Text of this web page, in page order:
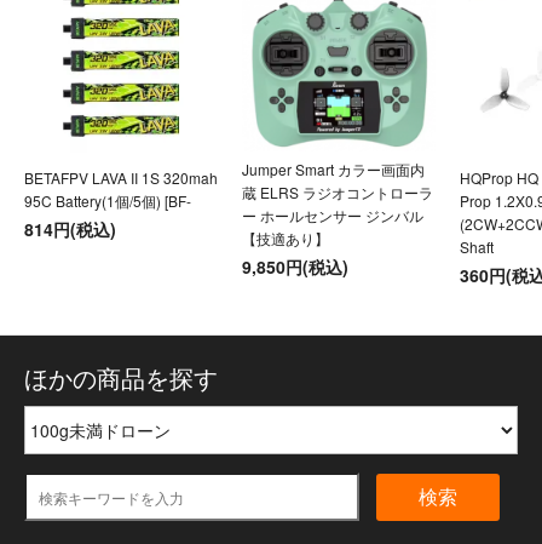
BETAFPV LAVA II 1S 320mah
95C Battery(1個/5個) [BF-
814円(税込)
Jumper Smart カラー画面内
蔵 ELRS ラジオコントローラ
ー ホールセンサー ジンバル
【技適あり】
9,850円(税込)
HQProp
Prop
Shaft
360円(税
ほかの商品を探す
検索